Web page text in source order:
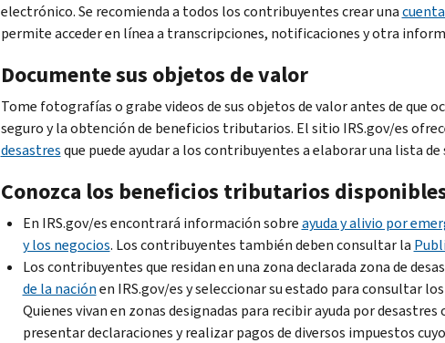
electrónico. Se recomienda a todos los contribuyentes crear una
permite acceder en línea a transcripciones, notificaciones y otra
Documente sus objetos de valor
Tome fotografías o grabe videos de sus objetos de valor antes de que
seguro y la obtención de beneficios tributarios. El sitio IRS.gov/es
desastresque puede ayudar a los contribuyentes a elaborar una lista
Conozca los beneficios tributarios
En IRS.gov/es encontrará información sobreayuda y alivio por
y los negocios. Los contribuyentes también deben consultar la
Los contribuyentes que residan en una zona declarada zona de
de la naciónen IRS.gov/es y seleccionar su estado para consultar
Quienes vivan en zonas designadas para recibir ayuda por
presentar declaraciones y realizar pagos de diversos impuestos